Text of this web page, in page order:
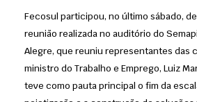
Fecosul participou, no último sábado,
reunião realizada no auditório do
Alegre, que reuniu representantes das
ministro do Trabalho e Emprego, Luiz
teve como pauta principal o fim da